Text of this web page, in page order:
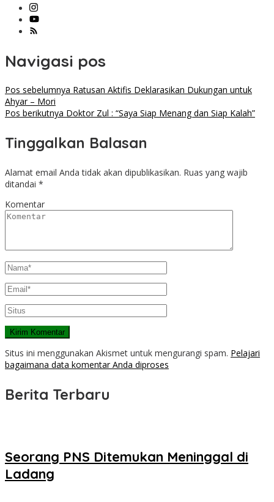
Navigasi pos
Pos sebelumnya Ratusan Aktifis Deklarasikan Dukungan untuk
Ahyar – Mori
Pos berikutnya Doktor Zul : “Saya Siap Menang dan Siap Kalah”
Tinggalkan Balasan
Alamat email Anda tidak akan dipublikasikan. Ruas yang wajib
ditandai *
Komentar
Situs ini menggunakan Akismet untuk mengurangi spam. Pelajari
bagaimana data komentar Anda diproses
Berita Terbaru
Seorang PNS Ditemukan Meninggal di
Ladang